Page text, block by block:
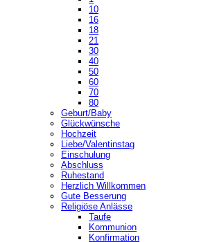
10
16
18
21
30
40
50
60
70
80
Geburt/Baby
Glückwünsche
Hochzeit
Liebe/Valentinstag
Einschulung
Abschluss
Ruhestand
Herzlich Willkommen
Gute Besserung
Religiöse Anlässe
Taufe
Kommunion
Konfirmation